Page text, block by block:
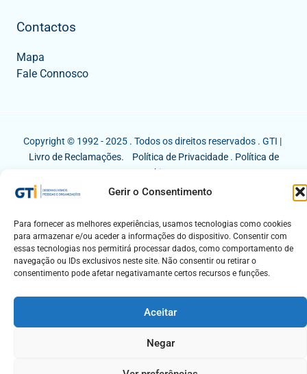
Gerir o Consentimento
Para fornecer as melhores experiências, usamos tecnologias como cookies
para armazenar e/ou aceder a informações do dispositivo. Consentir com
essas tecnologias nos permitirá processar dados, como comportamento de
navegação ou IDs exclusivos neste site. Não consentir ou retirar o
consentimento pode afetar negativamante certos recursos e funções.
Aceitar
Negar
Contactos
Mapa
Fale Connosco
Copyright © 1992 - 2025 . Todos os direitos reservados . GTI |
Livro de Reclamações.
Política de Privacidade. Política de
Cookies